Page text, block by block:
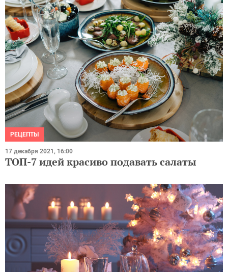
РЕЦЕПТЫ
17 декабря 2021, 16:00
ТОП-7 идей красиво подавать салаты